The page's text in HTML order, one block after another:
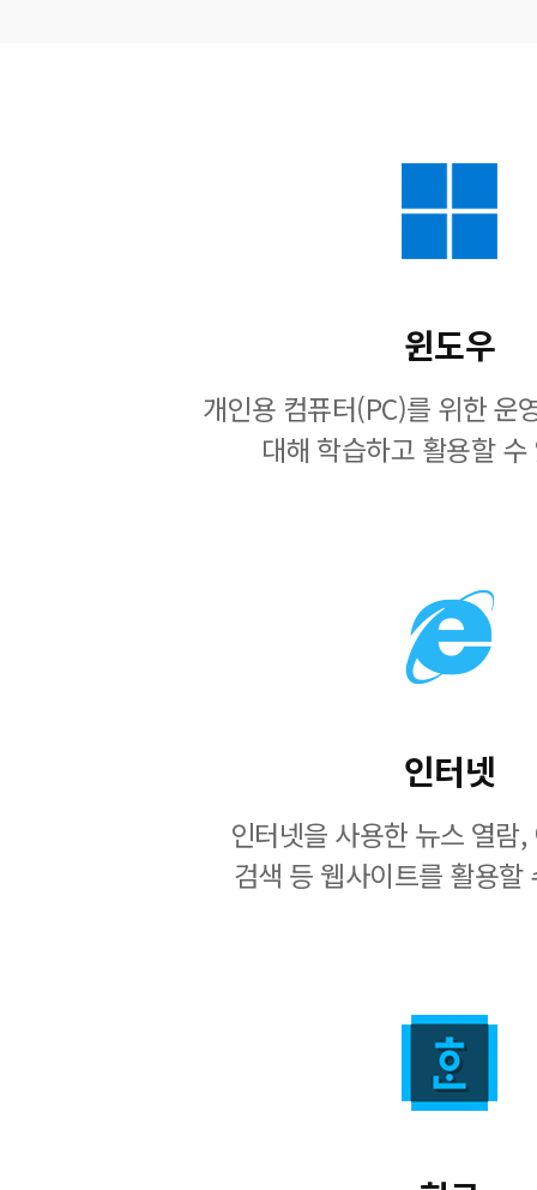
윈도우
개인용 컴퓨터(PC)를 위한 운
대해 학습하고 활용할 수
인터넷
인터넷을 사용한 뉴스 열람
검색 등 웹사이트를 활용할